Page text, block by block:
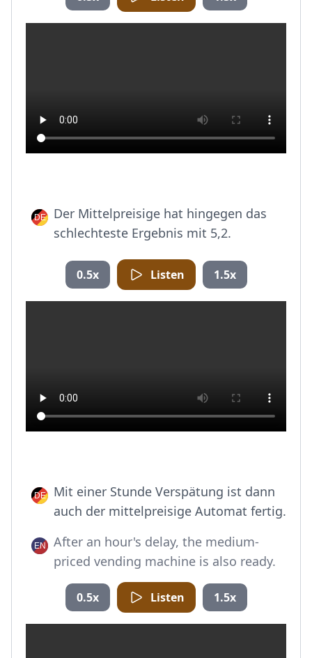
Der Mittelpreisige hat hingegen das
schlechteste Ergebnis mit 5,2.
0.5x Listen 1.5x
Mit einer Stunde Verspätung ist dann
auch der mittelpreisige Automat fertig.
After an hour's delay, the medium-
priced vending machine is also ready.
0.5x Listen 1.5x